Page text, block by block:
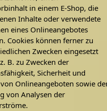
in einem E-Shop, die
Inhalte oder verwendete
eines Onlineangebotes
Cookies können ferner zu
Zwecken eingesetzt
B. zu Zwecken der
Sicherheit und
Onlineangeboten sowie
von Analysen der